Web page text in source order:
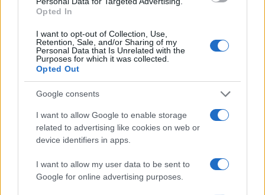
Opted In
I want to opt-out of Collection, Use,
Retention, Sale, and/or Sharing of my
Personal Data that Is Unrelated with the
Purposes for which it was collected.
Opted Out
Google consents
I want to allow Google to enable storage
related to advertising like cookies on web or
device identifiers in apps.
I want to allow my user data to be sent to
Google for online advertising purposes.
I nostri cari
Giovannimaria Cabras
Invia un Comunicato Stampa|Pubblicità Segnala